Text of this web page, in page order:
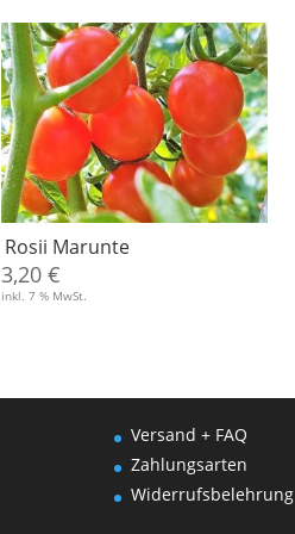
Rosii Marunte
3,20 €
inkl. 7 % MwSt.
Versand + FAQ
Zahlungsarten
Widerrufsbelehrung